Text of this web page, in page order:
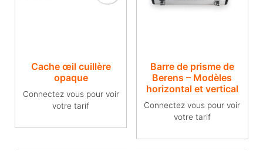
Cache œil cuillère
opaque
Connectez vous pour voir
votre tarif
Barre de prisme de
Berens – Modèles
horizontal et vertical
Connectez vous pour voir
votre tarif